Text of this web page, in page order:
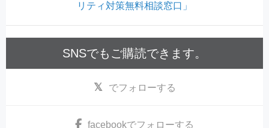
リティ対策無料相談窓口」
SNSでもご購読できます。
でフォローする
facebookでフォローする